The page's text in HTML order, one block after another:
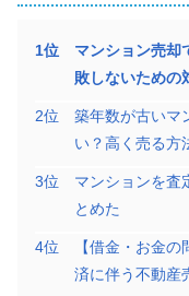
1位
マンション売却
敗しないための
2位
築年数が古いマ
い？高く売る方
3位
マンションを査
とめた
4位
【借金・お金
済に伴う不動産